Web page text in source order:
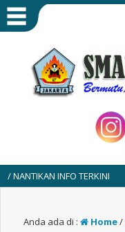
INFO TERKINI
Anda ada di : Home/